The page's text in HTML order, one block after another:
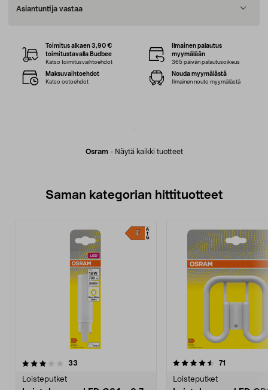
Asiantuntija vastaa
Osram- Näytä kaikki tuotteet
Toimitus alkaen 3,90 €
toimitustavalla Budbee
Katso toimitusvaihtoehdot
Ilmainen palautus
myymälään
365 päivän palautusoikeus
Maksuvaihtoehdot
Katso ostoehdot
Nouda myymälästä
Ilmainen nouto myymälästä
Saman kategorian hittituotteet
33
Loisteputket
4.5 viidestä
71
Loisteputket
4.5 viidestä